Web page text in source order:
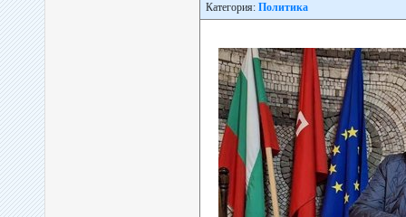
Категория: Политика